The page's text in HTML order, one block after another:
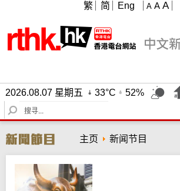
A A A
繁 简 Eng
2026.08.07 星期五 33°C
52%
S
e
r
c
h
主页 新闻节目